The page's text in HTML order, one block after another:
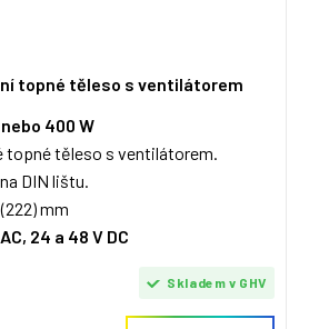
topné těleso s ventilátorem
400 W
topné těleso s ventilátorem.
DIN lištu.
mm
24 a 48 V DC
Skladem v GHV